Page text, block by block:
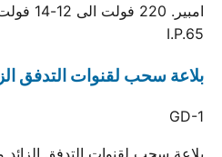
امبير.
I.P.65
بلاعة سحب لقنوات التدفق
GD-1